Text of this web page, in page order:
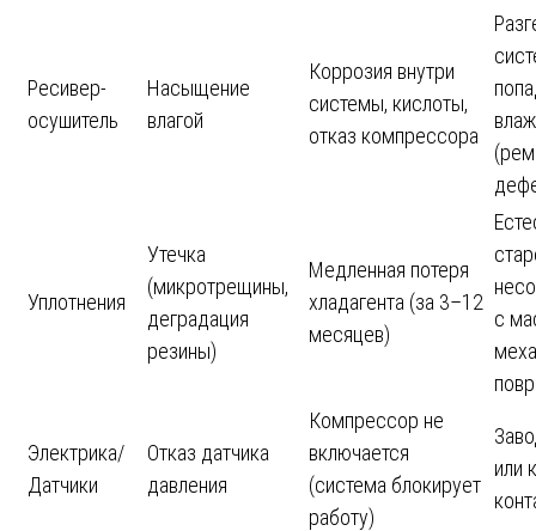
Ресивер-
осушитель
Насыщение
влагой
Коррозия внутри
системы, кислоты,
отказ компрессора
Уплотнения
Утечка
(микротрещины,
деградация
резины)
Медленная потеря
хладагента (за 3–12
месяцев)
с
Электрика/
Датчики
Отказ датчика
давления
Компрессор не
включается
(система блокирует
работу)
или